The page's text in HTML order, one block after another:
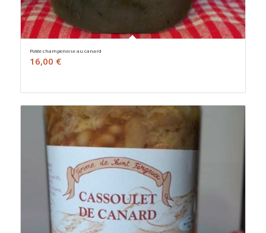
Potée champenoise au canard
16,00 €